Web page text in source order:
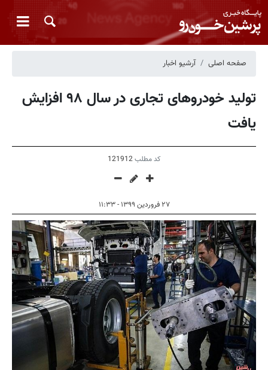
صفحه اصلی آرشیو اخبار
تولید خودروهای تجاری در سال ۹۸ افزایش
یافت
کد مطلب121912
۲۷ فروردین ۱۳۹۹ - ۱۱:۳۳